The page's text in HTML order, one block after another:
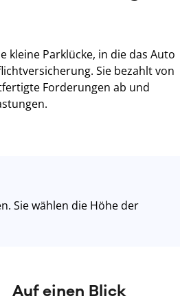
kleine Parklücke, in die das Auto
Sie bezahlt von
Forderungen ab und
Sie wählen die Höhe der
Auf einen Blick